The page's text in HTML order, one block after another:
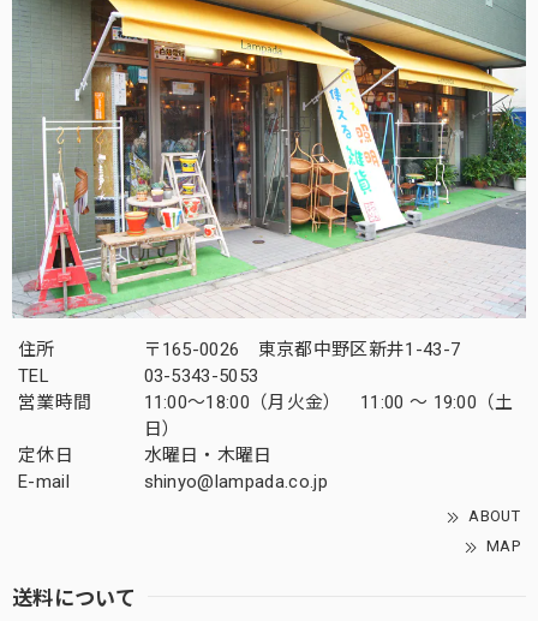
住所
〒165-0026 東京都中野区新井1-43-7
TEL
03-5343-5053
営業時間
11:00～18:00（月火金） 11:00 ～ 19:00（土
日）
定休日
水曜日・木曜日
E-mail
shinyo@lampada.co.jp
ABOUT
MAP
送料について